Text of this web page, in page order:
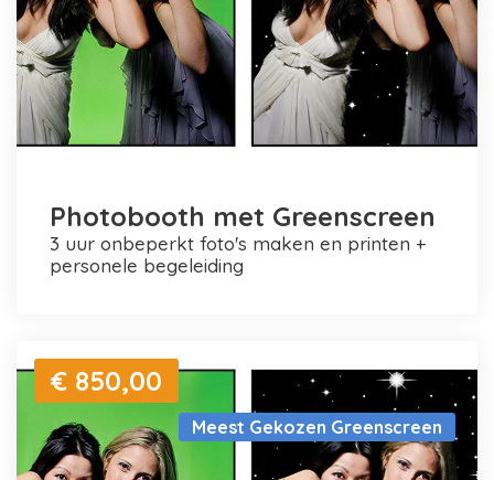
Photobooth met Greenscreen
3 uur onbeperkt foto's maken en printen +
personele begeleiding
Meest Gekozen Greenscreen
€ 850,00